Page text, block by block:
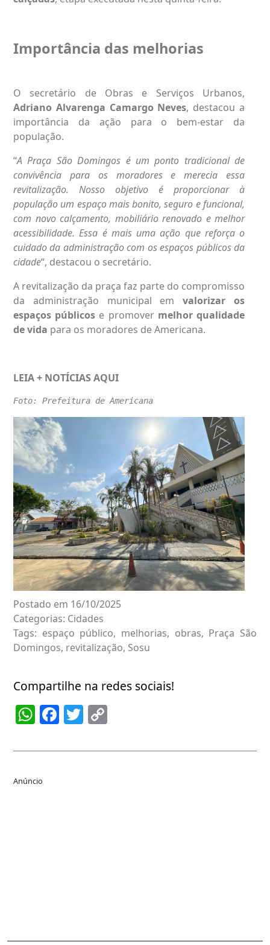
Importância das melhorias
O secretário de Obras e Serviços Urbanos,
Adriano Alvarenga Camargo Neves, destacou a
importância da ação para o bem-estar da
população.
“A Praça São Domingos é um ponto tradicional de
convivência para os moradores e merecia essa
revitalização. Nosso objetivo é proporcionar à
população um espaço mais bonito, seguro e funcional,
com novo calçamento, mobiliário renovado e melhor
acessibilidade. Essa é mais uma ação que reforça o
cuidado da administração com os espaços públicos da
cidade“, destacou o secretário.
A revitalização da praça faz parte do compromisso
da administração municipal emvalorizar os
espaços públicos e promover melhor qualidade
de vida para os moradores de Americana.
LEIA + NOTÍCIAS AQUI
Foto: Prefeitura de Americana
Postado em 16/10/2025
Categorias: Cidades
Tags: espaço público, melhorias, obras, Praça São
Domingos, revitalização, Sosu
Compartilhe na redes sociais!
WhatsApp
Facebook
Twitter
Anúncio